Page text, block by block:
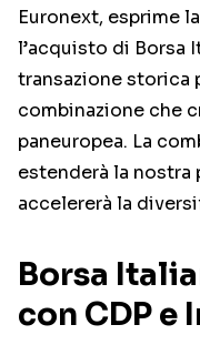
Euronext, esprime
l’acquisto di Borsa
transazione storica
combinazione che
paneuropea. La
estenderà la nostra
accelererà la
Borsa
con CDP e